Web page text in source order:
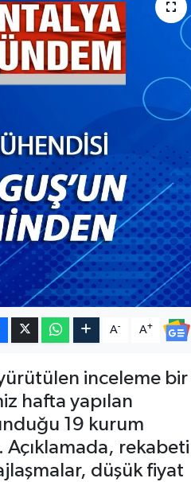
A- A+
inceleme bir
hafta yapılan
19 kurum
Açıklamada, rekabeti
düşük fiyat